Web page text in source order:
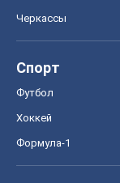
Черкассы
Спорт
Футбол
Хоккей
Формула-1